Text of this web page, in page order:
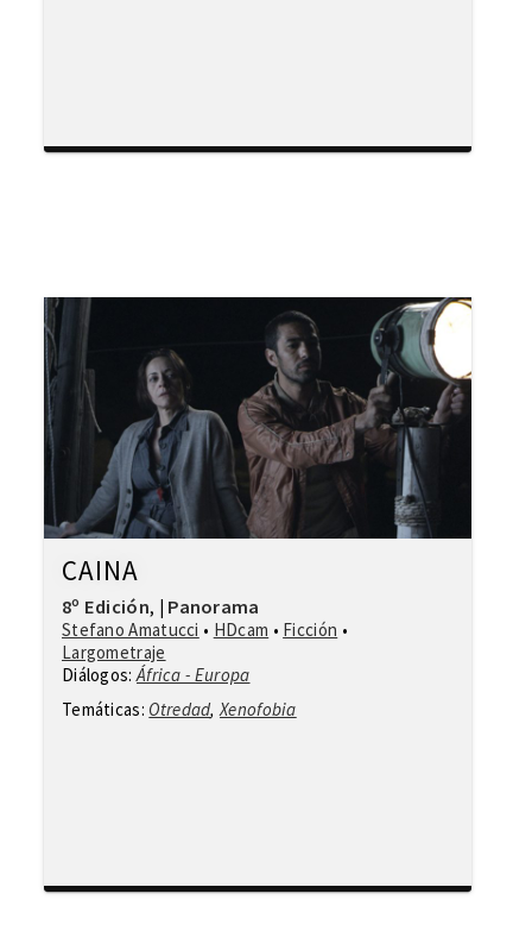
CAINA
8º Edición, | Panorama
Stefano Amatucci • HDcam • Ficción •
Largometraje
Diálogos:África - Europa
Temáticas: Otredad,Xenofobia